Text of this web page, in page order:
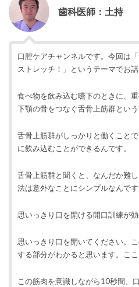
歯科医師：土持
口腔ケアチャンネルです。今回は
ストレッチ！」というテーマでお話
食べ物を飲み込む嚥下のときに、
下顎の骨をつなぐ舌骨上筋群という
舌骨上筋群がしっかりと働くこと
に飲み込むことができるんです。
舌骨上筋群と聞くと、なんだか難
法は意外なことにシンプルなんです
思いっきり口を開ける開口訓練が効
思いっきり口を開いてください。
する部分がわかると思います。ここ
この筋肉を意識しながら10秒間、